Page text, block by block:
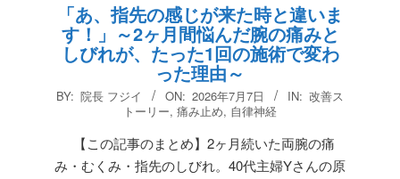
「あ、指先の感じが来た時と違いま
す！」～2ヶ月間悩んだ腕の痛みと
しびれが、たった1回の施術で変わ
った理由～
2026-
BY: 院長 フジイ ON: 2026年7月7日 IN: 改善ス
トーリー, 痛み止め, 自律神経
【この記事のまとめ】2ヶ月続いた両腕の痛
み・むくみ・指先のしびれ。40代主婦Yさんの原